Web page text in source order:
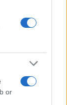
or